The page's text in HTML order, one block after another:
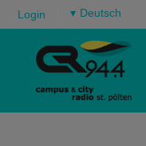
Login ▾